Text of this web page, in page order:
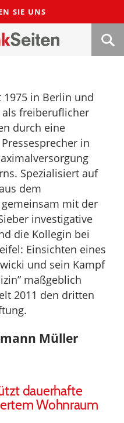
SIE UNS
1975 in Berlin und
als freiberuflicher
durch eine
in
Spezialisiert auf
dem
mit der
investigative
die Kollegin bei
Einsichten eines
und sein Kampf
maßgeblich
2011 den dritten
Müller
dauerhafte
Wohnraum